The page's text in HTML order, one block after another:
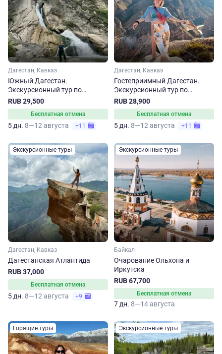
Дагестан, Кавказ
Южный Дагестан.
Экскурсионный тур по
субботам на 5 дней
RUB 29,500
Бесплатная отмена
5 дн. 8—12 августа +11
Дагестан, Кавказ
Гостеприимный Дагестан.
Экскурсионный тур по
субботам
RUB 28,900
Бесплатная отмена
5 дн. 8—12 августа +11
Экскурсионные туры
Дагестан, Кавказ
Дагестанская Атлантида
RUB 37,000
Бесплатная отмена
5 дн. 8—12 августа +9
Экскурсионные туры
Байкал
Очарование Ольхона и
Иркутска
RUB 67,700
Бесплатная отмена
7 дн. 8—14 августа
Горящие туры Экскурсионные туры